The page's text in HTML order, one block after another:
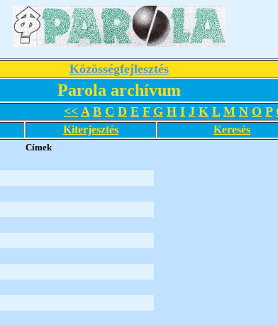
Közösségfejlesztés
Parola archívum
<< A B C D E F G H I J K L M N O P
Kiterjesztés Keresés
Címek